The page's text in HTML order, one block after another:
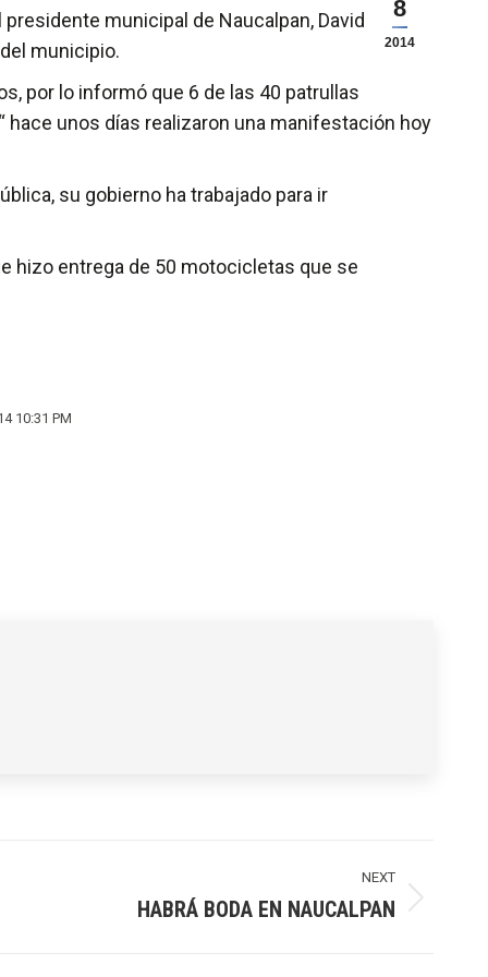
8
2014
municipal de Naucalpan, David
municipio.
por lo informó que 6 de las 40 patrullas
hace unos días realizaron una manifestación hoy
su gobierno ha trabajado para ir
hizo entrega de 50 motocicletas que se
10:31 PM
NEXT
HABRÁ BODA EN NAUCALPAN